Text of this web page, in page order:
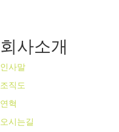
회사소개
인사말
조직도
연혁
오시는길